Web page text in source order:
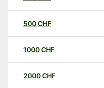
500CHF
1000CHF
2000CHF